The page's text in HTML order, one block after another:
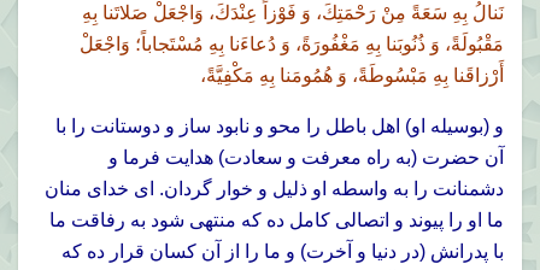
نَنالُ بِهِ سَعَةً مِنْ رَحْمَتِكَ، وَ فَوْزاً عِنْدَكَ، وَاجْعَلْ صَلاتَنا بِهِ
مَقْبُولَةً، وَ ذُنُوبَنا بِهِ مَغْفُورَةً، وَ دُعاءَنا بِهِ مُسْتَجاباً؛ وَاجْعَلْ
أَرْزاقَنا بِهِ مَبْسُوطَةً، وَ هُمُومَنا بِهِ مَكْفِيَّةً،
و (بوسيله او) اهل باطل را محو و نابود ساز و دوستانت را با
آن حضرت (به راه معرفت و سعادت) هدايت فرما و
دشمنانت را به واسطه او ذليل و خوار گردان. اى خداى منان
ما او را پيوند و اتصالى كامل ده كه منتهى شود به رفاقت ما
با پدرانش (در دنيا و آخرت) و ما را از آن كسان قرار ده كه